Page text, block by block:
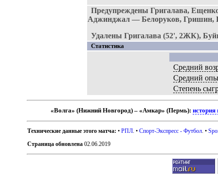
Предупреждены Григалава,
Аджинджал — Белоруков, Гришин,
Удалены Григалава (52', 2ЖК),
Статистика
Средний
Средний
Степень
«Волга» (Нижний Новгород) – «Амкар» (Пермь):история
Технические данные этого матча: •РПЛ . •Спорт-Экспресс - Футбол . •
Страница обновлена 02.06.2019